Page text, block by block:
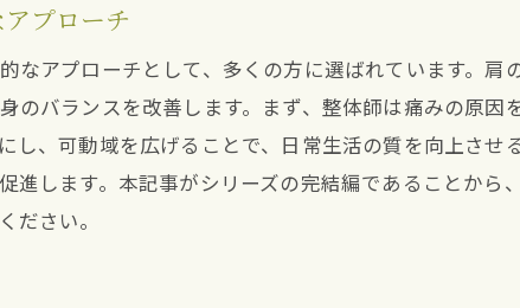
宝塚市南口で整体を活用した五十肩改善の流
生活の質を向上させる宝塚市の整体の力
整体で生活の質が向上する理由
宝塚市の整体が生活の質に与える影響
整体を通じた生活の質向上の具体的事例
プローチ
なアプローチとして、多くの方に選ばれています。
のバランスを改善します。まず、整体師は痛みの原
し、可動域を広げることで、日常生活の質を向上さ
進します。本記事がシリーズの完結編であることか
ださい。